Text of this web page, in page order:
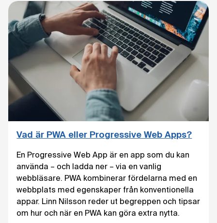
Vad är PWA eller Progressive Web Apps?
En Progressive Web App är en app som du kan
använda – och ladda ner – via en vanlig
webbläsare. PWA kombinerar fördelarna med en
webbplats med egenskaper från konventionella
appar. Linn Nilsson reder ut begreppen och tipsar
om hur och när en PWA kan göra extra nytta.